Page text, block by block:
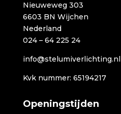
Nieuweweg 303
6603 BN Wijchen
Nederland
024 – 64 225 24
info@stelumiverlichting.nl
Kvk nummer: 65194217
Openingstijden